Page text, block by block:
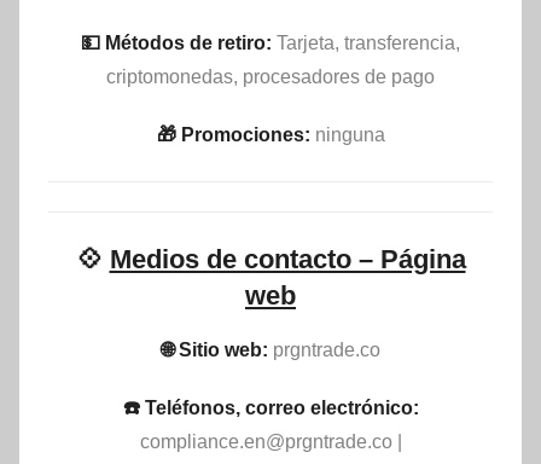
💵​ Métodos de retiro: Tarjeta, transferencia,
criptomonedas, procesadores de pago
🎁 Promociones: ninguna
💠 Medios de contacto – Página
web
🌐 Sitio web: prgntrade.co
☎️ Teléfonos, correo electrónico:
compliance.en@prgntrade.co|